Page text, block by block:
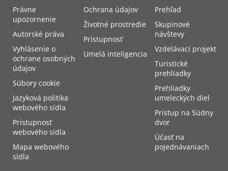
Právne
upozornenie
Autorské práva
Vyhlásenie o
ochrane osobných
údajov
Súbory cookie
Jazyková politika
webového sídla
Prístupnosť
webového sídla
Mapa webového
sídla
Ochrana údajov
Životné prostredie
Prístupnosť
Umelá inteligencia
Prehľad
Skupinové
návštevy
Vzdelávací projekt
Turistické
prehliadky
Prehliadky
umeleckých diel
Prístup na Súdny
dvor
Účasť na
pojednávaniach